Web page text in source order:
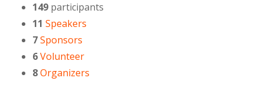
149 participants
11 Speakers
7Sponsors
6Volunteer
8Organizers